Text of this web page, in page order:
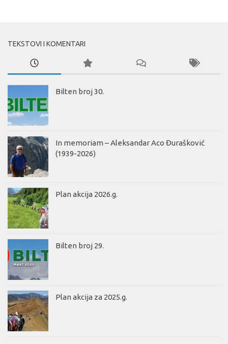
TEKSTOVI I KOMENTARI
Bilten broj 30.
In memoriam – Aleksandar Aco Đurašković
(1939-2026)
Plan akcija 2026.g.
Bilten broj 29.
Plan akcija za 2025.g.